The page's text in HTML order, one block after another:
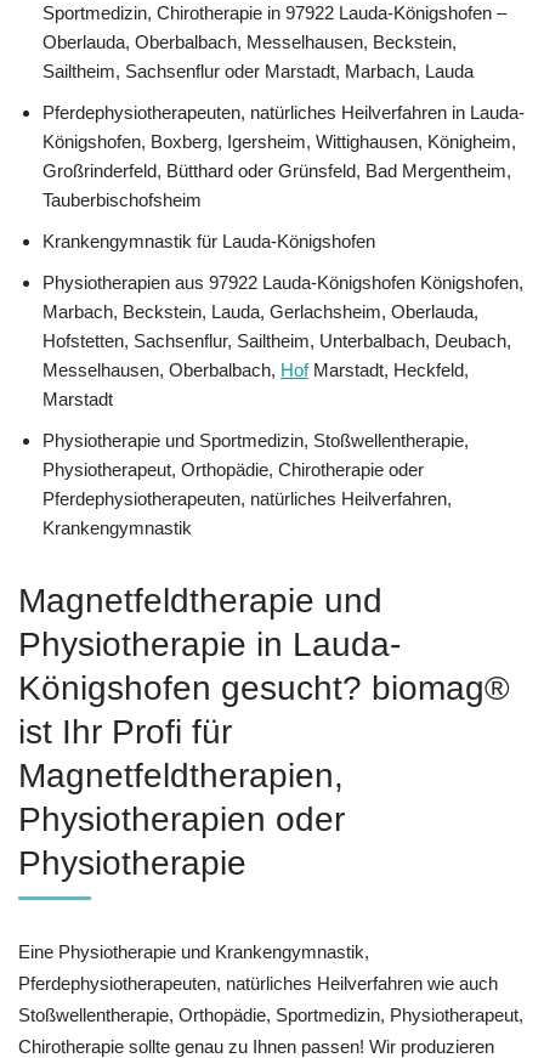
Sportmedizin, Chirotherapie in 97922 Lauda-Königshofen –
Oberlauda, Oberbalbach, Messelhausen, Beckstein,
Sailtheim, Sachsenflur oder Marstadt, Marbach, Lauda
Pferdephysiotherapeuten, natürliches Heilverfahren in Lauda-
Königshofen, Boxberg, Igersheim, Wittighausen, Königheim,
Großrinderfeld, Bütthard oder Grünsfeld, Bad Mergentheim,
Tauberbischofsheim
Krankengymnastik für Lauda-Königshofen
Physiotherapien aus 97922 Lauda-Königshofen Königshofen,
Marbach, Beckstein, Lauda, Gerlachsheim, Oberlauda,
Hofstetten, Sachsenflur, Sailtheim, Unterbalbach, Deubach,
Messelhausen, Oberbalbach, HofMarstadt, Heckfeld,
Marstadt
Physiotherapie und Sportmedizin, Stoßwellentherapie,
Physiotherapeut, Orthopädie, Chirotherapie oder
Pferdephysiotherapeuten, natürliches Heilverfahren,
Krankengymnastik
Magnetfeldtherapie und
Physiotherapie in Lauda-
Königshofen gesucht? biomag®
ist Ihr Profi für
Magnetfeldtherapien,
Physiotherapien oder
Physiotherapie
Eine Physiotherapie und Krankengymnastik,
Pferdephysiotherapeuten, natürliches Heilverfahren wie auch
Stoßwellentherapie, Orthopädie, Sportmedizin, Physiotherapeut,
Chirotherapie sollte genau zu Ihnen passen! Wir produzieren